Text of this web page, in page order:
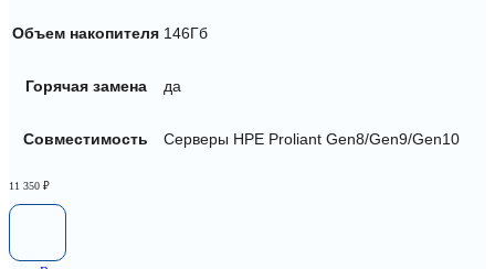
Объем накопителя 146Гб
Горячая замена да
Совместимость Серверы HPE Proliant Gen8/Gen9/Gen10
11 350 ₽